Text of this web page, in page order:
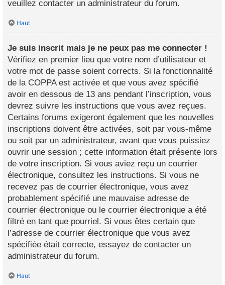
veuillez contacter un administrateur du forum.
Haut
Je suis inscrit mais je ne peux pas me connecter !
Vérifiez en premier lieu que votre nom d’utilisateur et
votre mot de passe soient corrects. Si la fonctionnalité
de la COPPA est activée et que vous avez spécifié
avoir en dessous de 13 ans pendant l’inscription, vous
devrez suivre les instructions que vous avez reçues.
Certains forums exigeront également que les nouvelles
inscriptions doivent être activées, soit par vous-même
ou soit par un administrateur, avant que vous puissiez
ouvrir une session ; cette information était présente lors
de votre inscription. Si vous aviez reçu un courrier
électronique, consultez les instructions. Si vous ne
recevez pas de courrier électronique, vous avez
probablement spécifié une mauvaise adresse de
courrier électronique ou le courrier électronique a été
filtré en tant que pourriel. Si vous êtes certain que
l’adresse de courrier électronique que vous avez
spécifiée était correcte, essayez de contacter un
administrateur du forum.
Haut